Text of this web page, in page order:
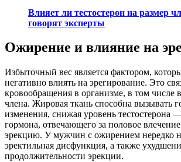
Влияет ли тестостерон на размер
говорят эксперты
Ожирение и влияние на
Избыточный вес является фактором,
негативно влиять на эрегирование. Это
кровообращения в организме, в том числе
члена. Жировая ткань способна вызывать
изменения, снижая уровень тестостерона
гормона, отвечающего за половое
эрекцию. У мужчин с ожирением нередко
эректильная дисфункция, а также
продолжительности эрекции.